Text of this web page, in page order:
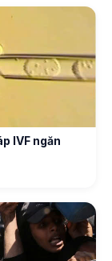
IVF ngăn